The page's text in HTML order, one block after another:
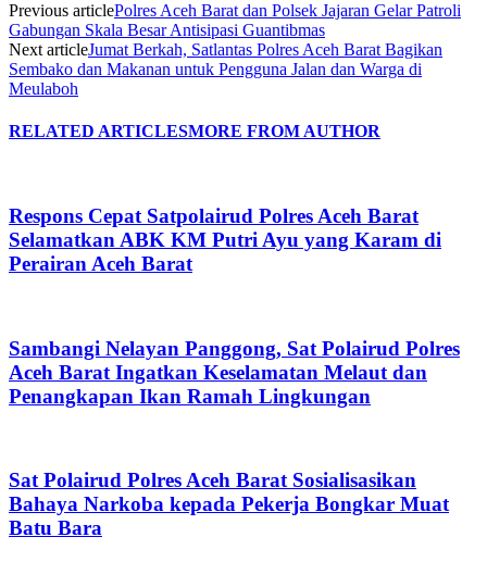
Previous articlePolres Aceh Barat dan Polsek Jajaran Gelar Patroli
Gabungan Skala Besar Antisipasi Guantibmas
Next articleJumat Berkah, Satlantas Polres Aceh Barat Bagikan
Sembako dan Makanan untuk Pengguna Jalan dan Warga di
Meulaboh
RELATED ARTICLESMORE FROM AUTHOR
Respons Cepat Satpolairud Polres Aceh Barat
Selamatkan ABK KM Putri Ayu yang Karam di
Perairan Aceh Barat
Sambangi Nelayan Panggong, Sat Polairud Polres
Aceh Barat Ingatkan Keselamatan Melaut dan
Penangkapan Ikan Ramah Lingkungan
Sat Polairud Polres Aceh Barat Sosialisasikan
Bahaya Narkoba kepada Pekerja Bongkar Muat
Batu Bara